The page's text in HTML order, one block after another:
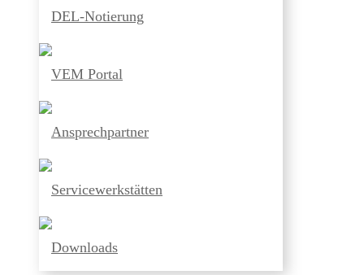
DEL-Notierung
VEM Portal
Ansprechpartner
Servicewerkstätten
Downloads